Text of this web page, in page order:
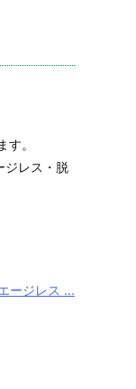
。
ジレス・脱
ージレス ...